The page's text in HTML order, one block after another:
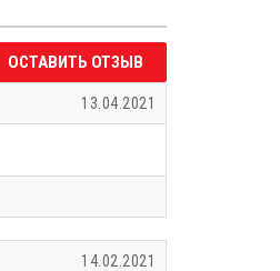
золоте
ОСТАВИТЬ ОТЗЫВ
13.04.2021
14.02.2021